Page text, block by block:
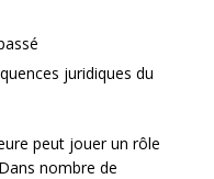
juridiques du
peut jouer un rôle
nombre de